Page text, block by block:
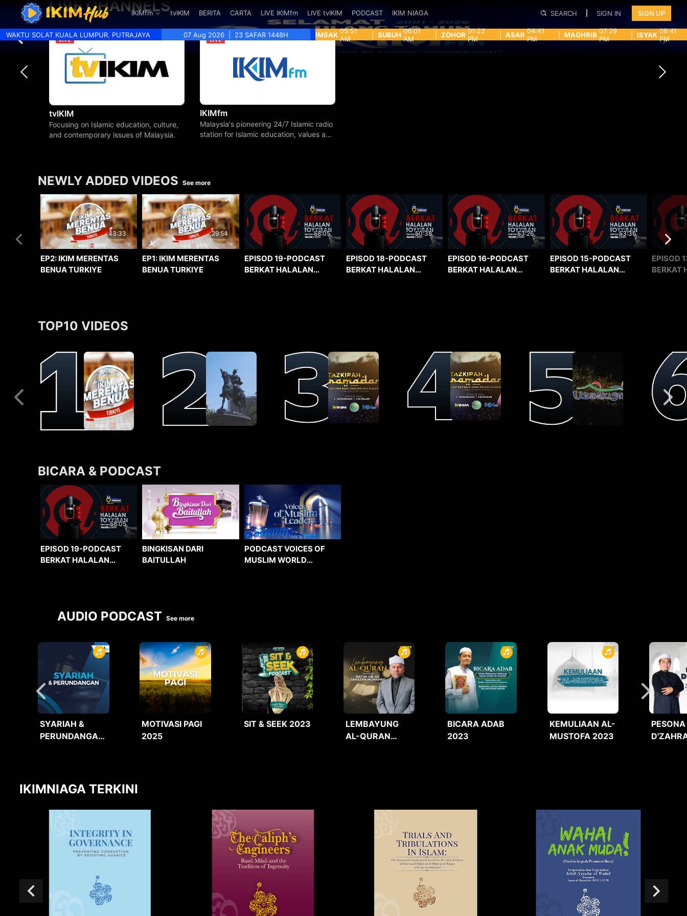
IKIMfm tvIKIM BERITA CARTA LIVE IKIMfm LIVE tvIKIM PODCAST IKIM NIAGA SEARCH SIGN IN SIGN UP
WAKTU SOLAT KUALA LUMPUR. PUTRAJAYA 07 Aug 2026 23 SAFAR 1448H IMSAK 05:51
AM
SUBUH 06:01
AM
ZOHOR 01:22
PM
ASAR 04:41
PM
MAGHRIB 07:29
PM
ISYAK 08:41
PM
LIVE CHANNELS
tvIKIM
Focusing on Islamic education, culture,
and contemporary issues of Malaysia.
IKIMfm
Malaysia's pioneering 24/7 Islamic radio
station for Islamic education, values and
NEWLY ADDED VIDEOS See more
43:33
EP2: IKIM MERENTAS
BENUA TURKIYE
29:54
EP1: IKIM MERENTAS
BENUA TURKIYE
58:05
EPISOD 19-PODCAST
BERKAT HALALAN
50:38
EPISOD 18-PODCAST
BERKAT HALALAN
53:26
EPISOD 16-PODCAST
BERKAT HALALAN
53:36
EPISOD 15-PODCAST
BERKAT HALALAN
EPISOD
BERKAT
TOP10 VIDEOS
BICARA & PODCAST
58:05
EPISOD 19-PODCAST
BERKAT HALALAN
BINGKISAN DARI
BAITULLAH
PODCAST VOICES OF
MUSLIM WORLD
AUDIO PODCAST See more
SYARIAH &
PERUNDANGAN
MOTIVASI PAGI
2025
SIT & SEEK 2023
LEMBAYUNG
AL-QURAN
BICARA ADAB
2023
KEMULIAAN AL-
MUSTOFA 2023
PESONA
IKIMNIAGA TERKINI